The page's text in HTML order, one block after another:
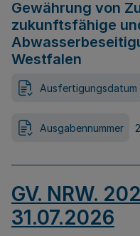
Gewährung von
zukunftsfähige
Westfalen
Ausfertigungsdatum
Ausgabennummer
GV. NRW.
31.07.2026